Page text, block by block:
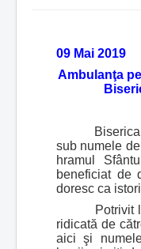
09 Mai 2019
Ambulanţa
Biserica
sub numele
hramul
beneficiat de
doresc ca
Potrivit
ridicată de
aici şi